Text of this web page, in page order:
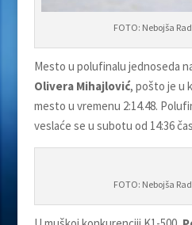
FOTO: Nebojša
Mesto u polufinalu jednoseda
Olivera Mihajlović, pošto je u
mesto u vremenu 2:14.48.
veslaće se u subotu od 14:36
FOTO: Nebojša